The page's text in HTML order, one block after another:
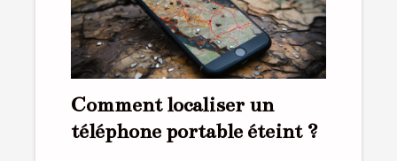
Comment localiser un
téléphone portable éteint ?